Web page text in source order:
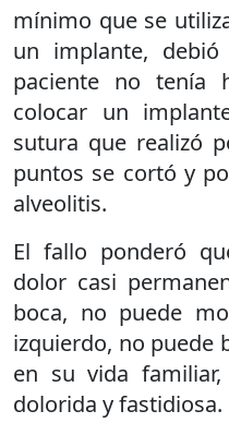
mínimo que se
un implante,
paciente no tenía
colocar un
sutura que realizó
puntos se cortó y
alveolitis.
El fallo ponderó
dolor casi
boca, no puede
izquierdo, no puede
en su vida
dolorida y fastidiosa.